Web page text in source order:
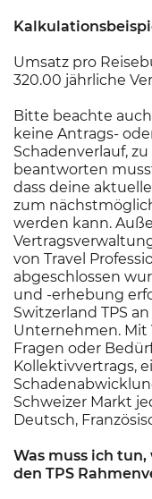
Umsatz pro
320.00 jährliche
Bitte beachte
keine Antrags-
Schadenverlauf,
beantworten
dass deine
zum
werden kann.
von Travel
abgeschlossen
und -erhebung
Switzerland TPS
Unternehmen. Mit
Fragen oder
Kollektivvertrags,
Schweizer Markt
Deutsch,
Was muss ich
den TPS